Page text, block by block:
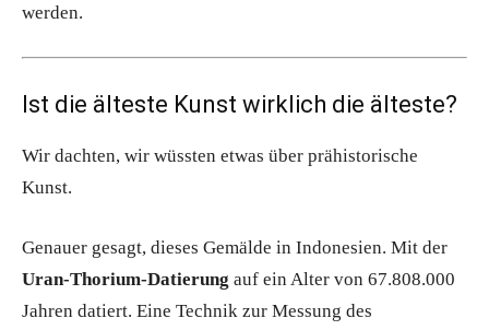
werden.
Ist die älteste Kunst wirklich die älteste?
Wir dachten, wir wüssten etwas über prähistorische
Kunst.
Genauer gesagt, dieses Gemälde in Indonesien. Mit der
Uran-Thorium-Datierung auf ein Alter von 67.808.000
Jahren datiert. Eine Technik zur Messung des